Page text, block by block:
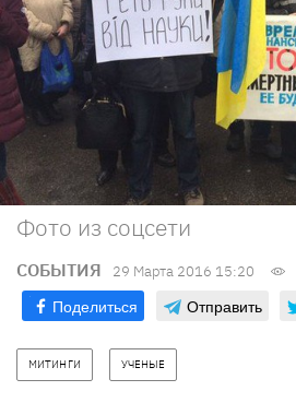
Фото из соцсети
СОБЫТИЯ 29 Марта 2016 15:20
Поделиться Отправить
МИТИНГИ УЧЕНЫЕ